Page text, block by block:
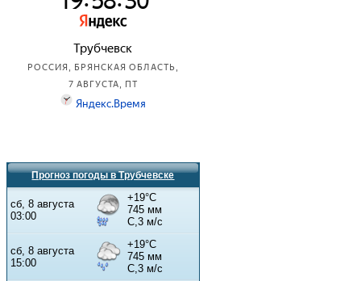
Прогноз погоды в Трубчевске